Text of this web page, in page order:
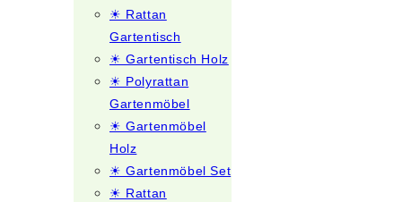
☀ Rattan
Gartentisch
☀ Gartentisch Holz
☀ Polyrattan
Gartenmöbel
☀ Gartenmöbel
Holz
☀ Gartenmöbel Set
☀ Rattan